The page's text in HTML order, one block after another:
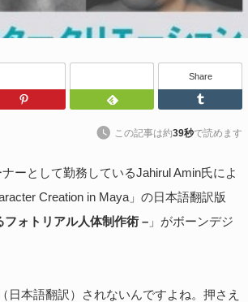
SiroinoSotai |
アバターモデラーの
捗共有を行ってい
続きを読む
Blender アドオン
Bioform | 現
実際の解剖学
はてなブックマークPinterest Feedly
Share
この記事は約39秒で読めます
ーとして勤務しているJahirul Amin氏によ
Creation in Maya」の日本語翻訳版
フォトリアル人体制作術 – 」がボーンデジ
本語翻訳）されないんですよね。押さえ